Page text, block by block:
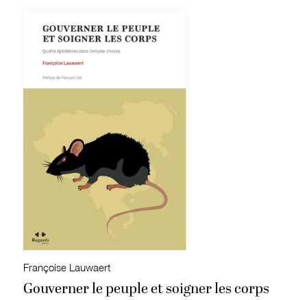
Françoise Lauwaert
Gouverner le peuple et soigner les corps